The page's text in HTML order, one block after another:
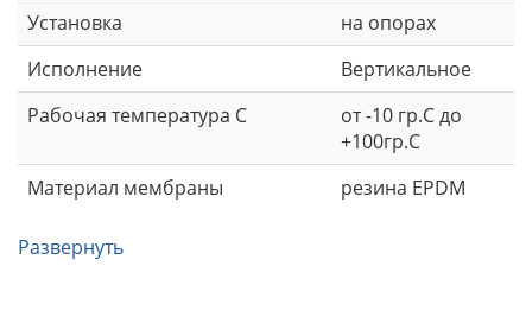
Установка
на опорах
Исполнение
Вертикальное
Рабочая температура С
от -10 гр.С до
+100гр.С
Материал мембраны
резина EPDM
Развернуть